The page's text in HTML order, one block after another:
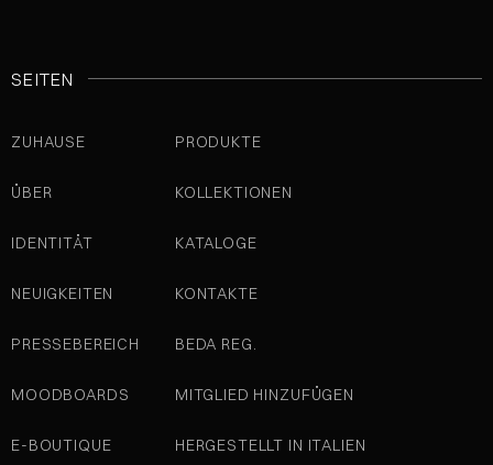
SEITEN
ZUHAUSE
ÜBER
IDENTITÄT
NEUIGKEITEN
PRESSEBEREICH
MOODBOARDS
E-BOUTIQUE
PRODUKTE
KOLLEKTIONEN
KATALOGE
KONTAKTE
BEDA REG.
MITGLIED HINZUFÜGEN
HERGESTELLT IN ITALIEN